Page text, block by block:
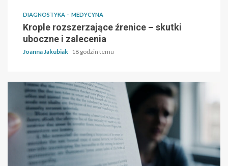
DIAGNOSTYKA MEDYCYNA
Krople rozszerzające źrenice – skutki
uboczne i zalecenia
Joanna Jakubiak 18 godzin temu